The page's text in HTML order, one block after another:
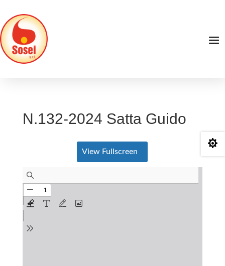
N.132-2024 Satta Guido
View Fullscreen
